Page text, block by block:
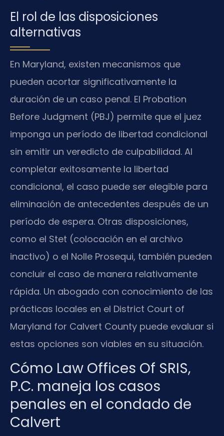
El rol de las disposiciones
alternativas
En Maryland, existen mecanismos que
pueden acortar significativamente la
duración de un caso penal. El Probation
Before Judgment (PBJ) permite que el juez
imponga un período de libertad condicional
sin emitir un veredicto de culpabilidad. Al
completar exitosamente la libertad
condicional, el caso puede ser elegible para
eliminación de antecedentes después de un
período de espera. Otras disposiciones,
como el Stet (colocación en el archivo
inactivo) o el Nolle Prosequi, también pueden
concluir el caso de manera relativamente
rápida. Un abogado con conocimiento de las
prácticas locales en el District Court of
Maryland for Calvert County puede evaluar si
estas opciones son viables en su situación.
Cómo Law Offices Of SRIS,
P.C. maneja los casos
penales en el condado de
Calvert